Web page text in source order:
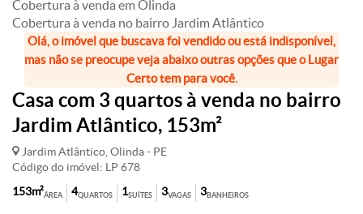
Cobertura à venda em Olinda
Cobertura à venda no bairro Jardim Atlântico
Olá, o imóvel que buscava foi vendido ou está indisponível,
mas não se preocupe veja abaixo outras opções que o Lugar
Certo tem para você.
Casa com 3 quartos à venda no bairro
Jardim Atlântico, 153m²
Jardim Atlântico, Olinda - PE
Código do imóvel: LP 678
ÁREA
153m² QUARTOS
4 SUÍTES
1 VAGAS
3 BANHEIROS
3